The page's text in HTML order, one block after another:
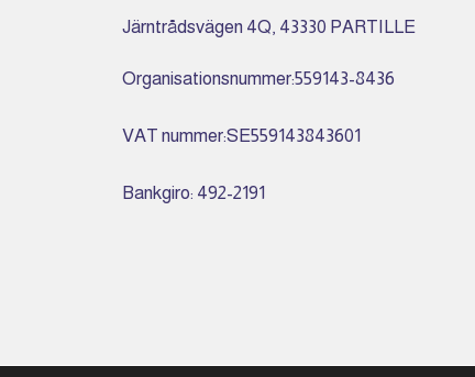
Järntrådsvägen 4Q, 43330 PARTILLE
Organisationsnummer:559143-8436
VAT nummer:SE559143843601
Bankgiro: 492-2191